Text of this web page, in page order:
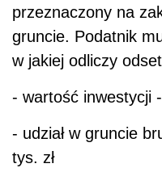
przeznaczony na
gruncie. Podatnik
w jakiej odliczy
- wartość inwestycji
- udział w gruncie
tys. zł